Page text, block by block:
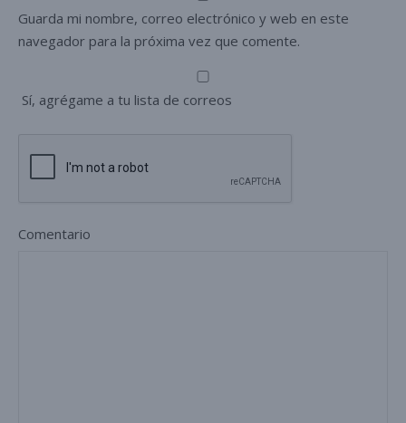
Guarda mi nombre, correo electrónico y web en este
navegador para la próxima vez que comente.
Sí, agrégame a tu lista de correos
Comentario